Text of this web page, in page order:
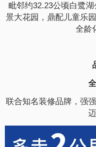
毗邻约32.23公顷白鹭
景大花园，鼎配儿童乐
全龄
联合知名装修品牌，强